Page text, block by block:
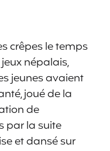
crêpes le temps
népalais,
jeunes avaient
joué de la
de
par la suite
et dansé sur